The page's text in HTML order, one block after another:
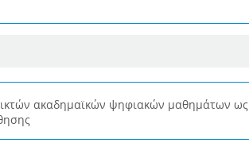
ακαδημαϊκών ψηφιακών μαθημάτων ως